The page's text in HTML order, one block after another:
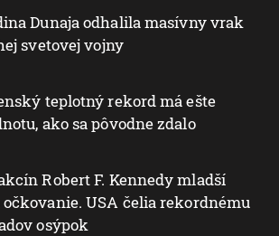
Dunaja odhalila masívny vrak
svetovej vojny
teplotný rekord má ešte
ako sa pôvodne zdalo
Robert F. Kennedy mladší
USA čelia rekordnému
osýpok